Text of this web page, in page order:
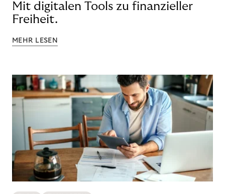
Mit digitalen Tools zu finanzieller
Freiheit.
MEHR LESEN